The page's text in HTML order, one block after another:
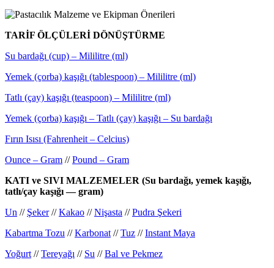
TARİF ÖLÇÜLERİ DÖNÜŞTÜRME
Su bardağı (cup) – Mililitre (ml)
Yemek (çorba) kaşığı (tablespoon) – Mililitre (ml)
Tatlı (çay) kaşığı (teaspoon) – Mililitre (ml)
Yemek (çorba) kaşığı – Tatlı (çay) kaşığı – Su bardağı
Fırın Isısı (Fahrenheit – Celcius)
Ounce – Gram //Pound – Gram
KATI ve SIVI MALZEMELER (Su bardağı, yemek kaşığı,
tatlı/çay kaşığı — gram)
Un // Şeker//Kakao //Nişasta //Pudra Şekeri
Kabartma Tozu //Karbonat //Tuz //Instant Maya
Yoğurt //Tereyağı // Su //Bal ve Pekmez